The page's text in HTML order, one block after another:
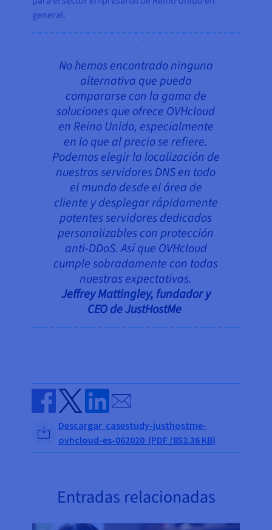
general.
No hemos encontrado ninguna
alternativa que pueda
compararse con la gama de
soluciones que ofrece OVHcloud
en Reino Unido, especialmente
en lo que al precio se refiere.
Podemos elegir la localización de
nuestros servidores DNS en todo
el mundo desde el área de
cliente y desplegar rápidamente
potentes servidores dedicados
personalizables con protección
anti-DDoS. Así que OVHcloud
cumple sobradamente con todas
nuestras expectativas.
Jeffrey Mattingley, fundador y
CEO de JustHostMe
Share on Facebook
Share on Twitter
Share on Linkedin
Send by email
Descargar casestudy-justhostme-
ovhcloud-es-062020 (PDF /852.36 KB)
Entradas relacionadas